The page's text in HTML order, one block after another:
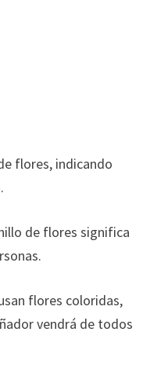
flores, indicando
de flores significa
flores coloridas,
vendrá de todos